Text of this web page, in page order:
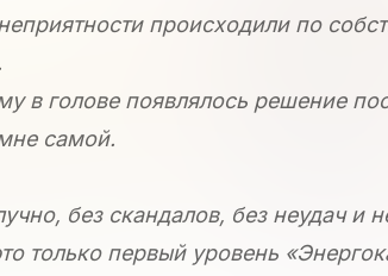
происходили по
в голове появлялось решение
самой.
без скандалов, без неудач и
только первый уровень